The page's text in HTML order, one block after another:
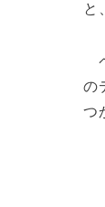
と
の
つ